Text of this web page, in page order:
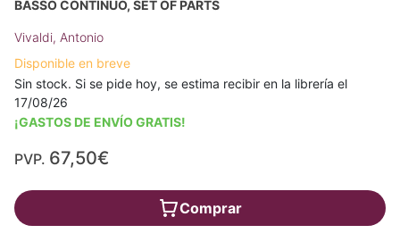
BASSO CONTINUO, SET OF PARTS
Vivaldi, Antonio
Disponible en breve
Sin stock. Si se pide hoy, se estima recibir en la librería el
17/08/26
¡GASTOS DE ENVÍO GRATIS!
PVP. 67,50€
Comprar